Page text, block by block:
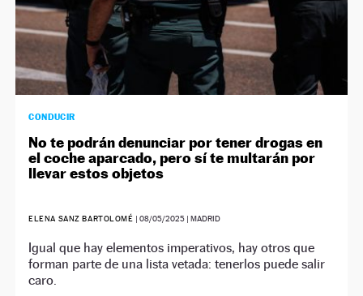
CONDUCIR
No te podrán denunciar por tener drogas en
el coche aparcado, pero sí te multarán por
llevar estos objetos
ELENA SANZ BARTOLOMÉ | 08/05/2025| MADRID
Igual que hay elementos imperativos, hay otros que
forman parte de una lista vetada: tenerlos puede salir
caro.